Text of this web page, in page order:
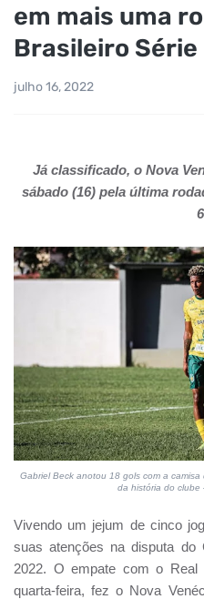
em mais uma
Brasileiro Série
julho 16, 2022
Já classificado, o Nova
sábado (16) pela última
Gabriel Beck anotou 18 gols com a
da história do
Vivendo um jejum de cinco
suas atenções na disputa do
2022. O empate com o Real
quarta-feira, fez o Nova